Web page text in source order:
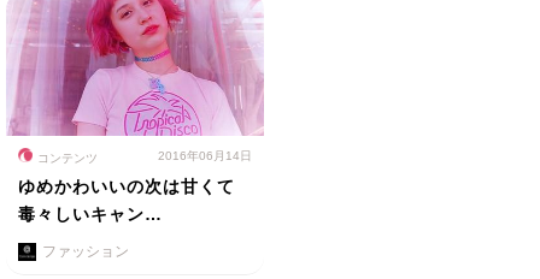
コンテンツ 2016年06月14日
ゆめかわいいの次は甘くて
毒々しいキャン…
ファッション